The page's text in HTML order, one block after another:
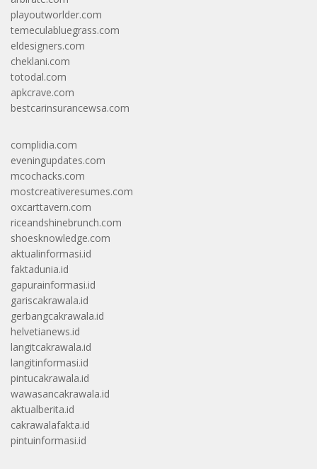
playoutworlder.com
temeculabluegrass.com
eldesigners.com
cheklani.com
totodal.com
apkcrave.com
bestcarinsurancewsa.com
complidia.com
eveningupdates.com
mcochacks.com
mostcreativeresumes.com
oxcarttavern.com
riceandshinebrunch.com
shoesknowledge.com
aktualinformasi.id
faktadunia.id
gapurainformasi.id
gariscakrawala.id
gerbangcakrawala.id
helvetianews.id
langitcakrawala.id
langitinformasi.id
pintucakrawala.id
wawasancakrawala.id
aktualberita.id
cakrawalafakta.id
pintuinformasi.id